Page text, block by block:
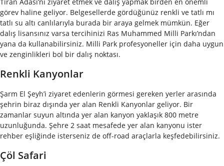
Tiran Adası’nı ziyaret etmek ve dalış yapmak birden en önemli
görev haline geliyor. Belgesellerde gördüğünüz renkli ve tatlı mı
tatlı su altı canlılarıyla burada bir araya gelmek mümkün. Eğer
dalış lisansınız varsa tercihinizi Ras Muhammed Milli Parkı’ndan
yana da kullanabilirsiniz. Milli Park profesyoneller için daha uygun
ve zenginlikleri bol bir dalış noktası.
Renkli Kanyonlar
Şarm El Şeyh’i ziyaret edenlerin görmesi gereken yerler arasında
şehrin biraz dışında yer alan Renkli Kanyonlar geliyor. Bir
zamanlar suyun altında yer alan kanyon yaklaşık 800 metre
uzunluğunda. Şehre 2 saat mesafede yer alan kanyonu ister
rehber eşliğinde isterseniz de off-road araçlarla keşfedebilirsiniz.
Çöl Safari